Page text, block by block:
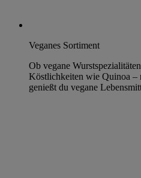
Veganes Sortiment
Ob vegane
Köstlichkeiten wie Quinoa
genießt du vegane